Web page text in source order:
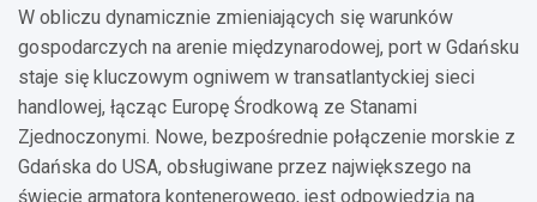
W obliczu dynamicznie zmieniających się warunków
gospodarczych na arenie międzynarodowej, port w Gdańsku
staje się kluczowym ogniwem w transatlantyckiej sieci
handlowej, łącząc Europę Środkową ze Stanami
Zjednoczonymi. Nowe, bezpośrednie połączenie morskie z
Gdańska do USA, obsługiwane przez największego na
świecie armatora kontenerowego, jest odpowiedzią na